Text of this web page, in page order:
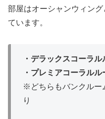
部屋はオーシャンウィン
ています。
・デラックスコーラル
・プレミアコーラルル
※どちらもバンクルー
り